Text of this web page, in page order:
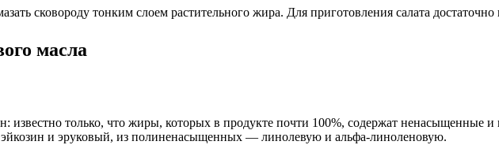
сковороду тонким слоем растительного жира. Для приготовления салата
масла
известно только, что жиры, которых в продукте почти 100%, содержат
и эруковый, из полиненасыщенных — линолевую и альфа-линоленовую.